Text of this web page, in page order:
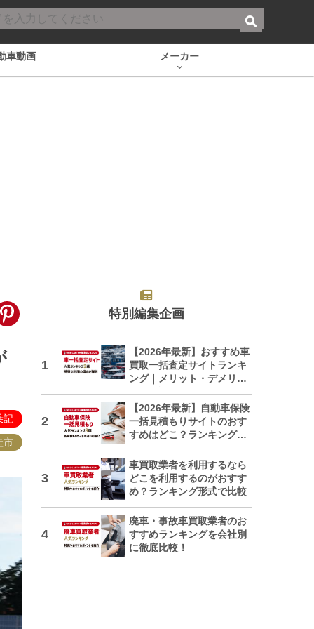
車動画 メーカー
記
市
特別編集企画
【2026年最新】おすすめ車
買取一括査定サイトランキ
ング｜メリット・デメリッ
トも解説
【2026年最新】自動車保険
一括見積もりサイトのおす
すめはどこ？ランキングで
車買取業者を利用するなら
どこを利用するのがおすす
め？ランキング形式で比較
廃車・事故車買取業者のお
すすめランキングを会社別
に徹底比較！